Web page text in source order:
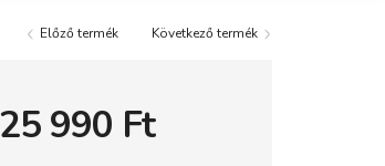
Előző termék Következő termék
25 990 Ft